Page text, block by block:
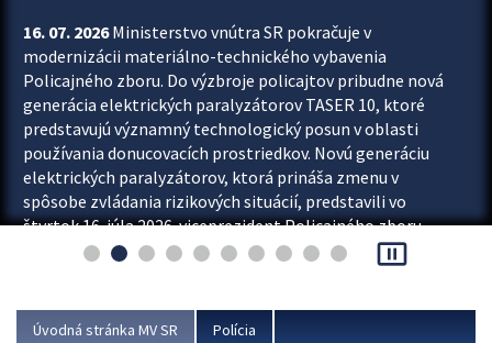
16. 07. 2026Ministerstvo vnútra SR pokračuje v
modernizácii materiálno-technického vybavenia
Policajného zboru. Do výzbroje policajtov pribudne nová
generácia elektrických paralyzátorov TASER 10, ktoré
predstavujú významný technologický posun v oblasti
používania donucovacích prostriedkov. Novú generáciu
elektrických paralyzátorov, ktorá prináša zmenu v
spôsobe zvládania rizikových situácií, predstavili vo
štvrtok 16. júla 2026 viceprezident Policajného zboru
Rastislav Polakovič a riaditeľ odboru výcviku...
pause_presentation
Úvodná stránka MV SR Polícia